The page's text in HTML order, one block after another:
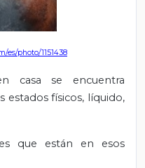
es/photo/1151438
casa se encuentra
estados físicos, líquido,
que están en esos